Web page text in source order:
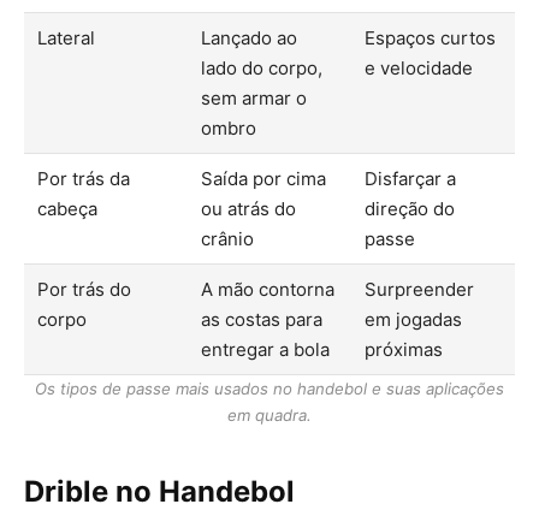
Lateral
Lançado ao
lado do corpo,
sem armar o
ombro
Espaços curtos
e velocidade
Por trás da
cabeça
Saída por cima
ou atrás do
crânio
Disfarçar a
direção do
passe
Por trás do
corpo
A mão contorna
as costas para
entregar a bola
Surpreender
em jogadas
próximas
Os tipos de passe mais usados no handebol e suas aplicações
em quadra.
Drible no Handebol